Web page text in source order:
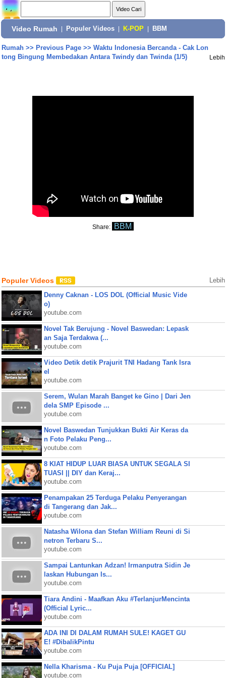
Video Rumah Populer Videos K-POP BBM
Rumah>> Previous Page>> Waktu Indonesia Bercanda - Cak Lon
tong Bingung Membedakan Antara Twindy dan Twinda (1/5)
Lebih
Share: BBM
Populer Videos Lebih
Denny Caknan - LOS DOL (Official Music Vide
o)
youtube.com
Novel Tak Berujung - Novel Baswedan: Lepask
an Saja Terdakwa (...
youtube.com
Video Detik detik Prajurit TNI Hadang Tank Isra
el
youtube.com
Serem, Wulan Marah Banget ke Gino | Dari Jen
dela SMP Episode ...
youtube.com
Novel Baswedan Tunjukkan Bukti Air Keras da
n Foto Pelaku Peng...
youtube.com
8 KIAT HIDUP LUAR BIASA UNTUK SEGALA SI
TUASI || DIY dan Keraj...
youtube.com
Penampakan 25 Terduga Pelaku Penyerangan
di Tangerang dan Jak...
youtube.com
Natasha Wilona dan Stefan William Reuni di Si
netron Terbaru S...
youtube.com
Sampai Lantunkan Adzan! Irmanputra Sidin Je
laskan Hubungan Is...
youtube.com
Tiara Andini - Maafkan Aku #TerlanjurMencinta
(Official Lyric...
youtube.com
ADA INI DI DALAM RUMAH SULE! KAGET GU
E! #DibalikPintu
youtube.com
Nella Kharisma - Ku Puja Puja [OFFICIAL]
youtube.com